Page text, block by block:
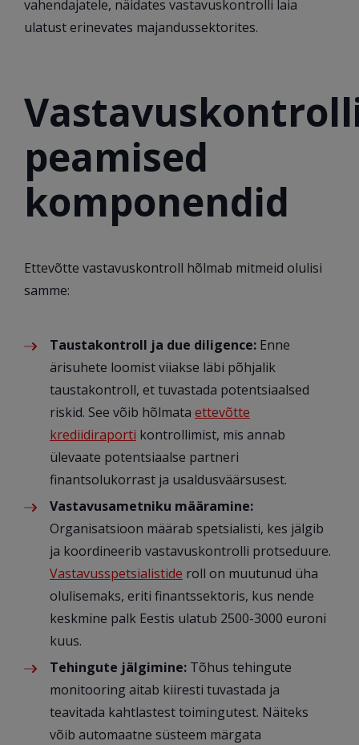
vahendajatele, näidates vastavuskontrolli laia
ulatust erinevates majandussektorites.
peamised
komponendid
Ettevõtte vastavuskontroll hõlmab mitmeid olulisi
samme:
Taustakontroll ja due diligence: Enne
ärisuhete loomist viiakse läbi põhjalik
taustakontroll, et tuvastada potentsiaalsed
riskid. See võib hõlmata ettevõtte
krediidiraporti kontrollimist, mis annab
ülevaate potentsiaalse partneri
finantsolukorrast ja usaldusväärsusest.
Vastavusametniku määramine:
Organisatsioon määrab spetsialisti, kes jälgib
ja koordineerib vastavuskontrolli protseduure.
Vastavusspetsialistide roll on muutunud üha
olulisemaks, eriti finantssektoris, kus nende
keskmine palk Eestis ulatub 2500-3000 euroni
kuus.
Tehingute jälgimine: Tõhus tehingute
monitooring aitab kiiresti tuvastada ja
teavitada kahtlastest toimingutest. Näiteks
võib automaatne süsteem märgata